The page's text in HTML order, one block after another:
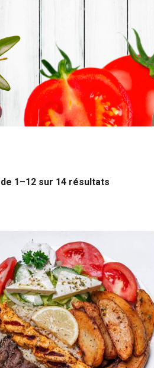
1–12 sur 14 résultats